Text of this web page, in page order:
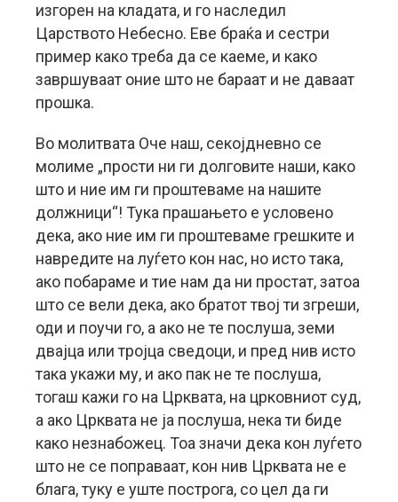
изгорен на кладата, и го наследил
Царството Небесно. Еве браќа и сестри
пример како треба да се каеме, и како
завршуваат оние што не бараат и не даваат
прошка.
Во молитвата Оче наш, секојдневно се
молиме „прости ни ги долговите наши, како
што и ние им ги проштеваме на нашите
должници“! Тука прашањето е условено
дека, ако ние им ги проштеваме грешките и
навредите на луѓето кон нас, но исто така,
ако побараме и тие нам да ни простат, затоа
што се вели дека, ако братот твој ти згреши,
оди и поучи го, а ако не те послуша, земи
двајца или тројца сведоци, и пред нив исто
така укажи му, и ако пак не те послуша,
тогаш кажи го на Црквата, на црковниот суд,
а ако Црквата не ја послуша, нека ти биде
како незнабожец. Тоа значи дека кон луѓето
што не се поправаат, кон нив Црквата не е
блага, туку е уште построга, со цел да ги